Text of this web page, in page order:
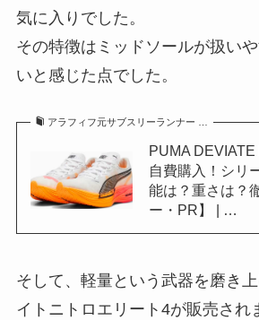
気に入りでした。
その特徴はミッドソールが扱い
いと感じた点でした。
アラフィフ元サブスリーランナー …
PUMA
自費購入！シリ
能は？重さは？
ー・PR】 | …
そして、軽量という武器を磨き
イトニトロエリート4が販売され